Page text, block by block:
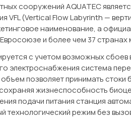
сооружений AQUATEC
VFL (Vertical Flow Labyrinth —
наименование, а
и более чем 37 странах
с учетом возможных сбоев
электроснабжения система
позволяет принимать стоки
жизнеспособность
подачи питания станция
технологический режим без